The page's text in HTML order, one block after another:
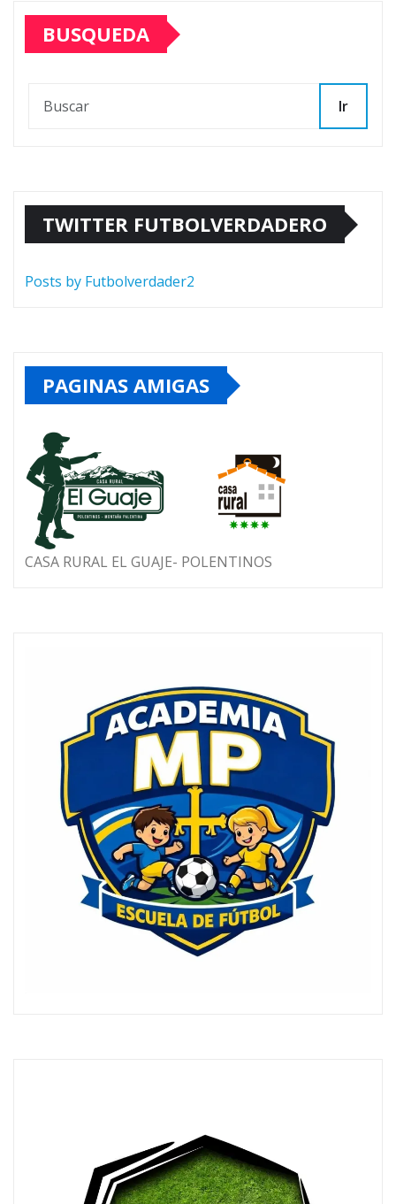
BUSQUEDA
Ir
TWITTER FUTBOLVERDADERO
Posts by Futbolverdader2
PAGINAS AMIGAS
CASA RURAL EL GUAJE- POLENTINOS